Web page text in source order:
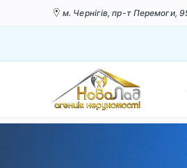
м. Чернігів, пр-т Перемоги,